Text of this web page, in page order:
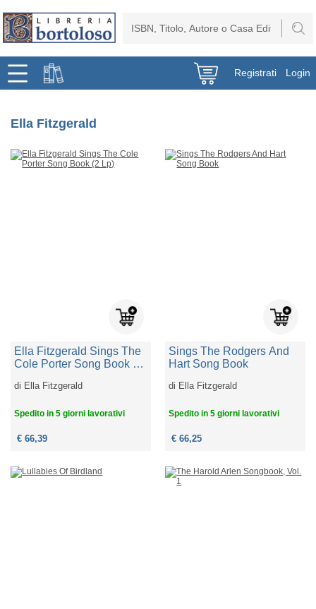
Registrati Login
Ella Fitzgerald
Ella Fitzgerald Sings The
Cole Porter Song Book (2
di Ella Fitzgerald
Spedito in 5 giorni lavorativi
€ 66,39
Sings The Rodgers And
Hart Song Book
di Ella Fitzgerald
Spedito in 5 giorni lavorativi
€ 66,25